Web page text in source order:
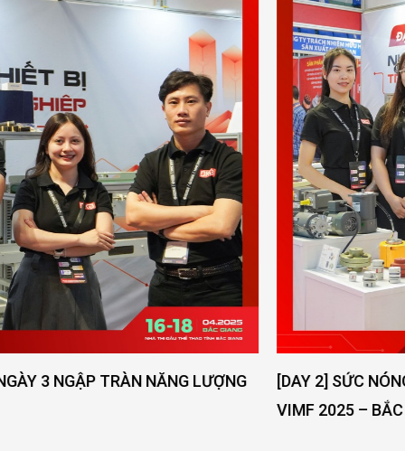
[DAY 2] SỨC NÓNG NGÀY THỨ 2 VẪN ĐANG LAN TOẢ -